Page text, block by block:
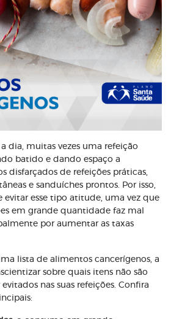
dia, muitas vezes uma refeição
batido e dando espaço a
disfarçados de refeições práticas,
e sanduíches prontos. Por isso,
evitar esse tipo atitude, uma vez que
em grande quantidade faz mal
por aumentar as taxas
lista de alimentos cancerígenos, a
sobre quais itens não são
nas suas refeições. Confira